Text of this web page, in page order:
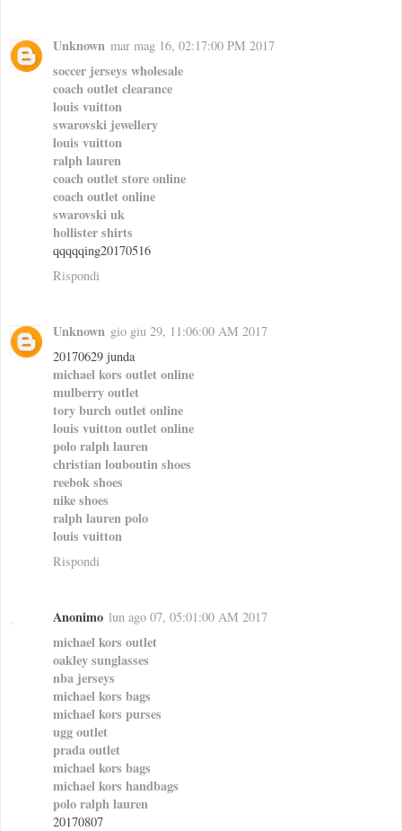
Unknown mar mag 16, 02:17:00 PM 2017
soccer jerseys wholesale
coach outlet clearance
louis vuitton
swarovski jewellery
louis vuitton
ralph lauren
coach outlet store online
coach outlet online
swarovski uk
hollister shirts
qqqqqing20170516
Rispondi
Unknown gio giu 29, 11:06:00 AM 2017
20170629 junda
michael kors outlet online
mulberry outlet
tory burch outlet online
louis vuitton outlet online
polo ralph lauren
christian louboutin shoes
reebok shoes
nike shoes
ralph lauren polo
louis vuitton
Rispondi
Anonimo lun ago 07, 05:01:00 AM 2017
michael kors outlet
oakley sunglasses
nba jerseys
michael kors bags
michael kors purses
ugg outlet
prada outlet
michael kors bags
michael kors handbags
polo ralph lauren
20170807